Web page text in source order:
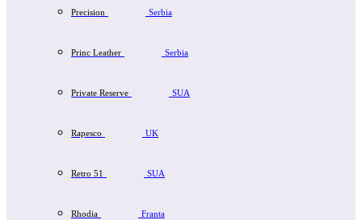
Precision Serbia
Princ Leather Serbia
Private Reserve SUA
Rapesco UK
Retro 51 SUA
Rhodia Franta